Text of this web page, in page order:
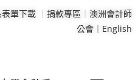
表單下載 ｜ 捐款專區 ｜ 澳洲會計師
公會｜ English